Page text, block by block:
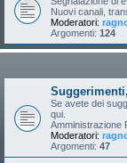
Nuovi canali,
Moderatori:
Argomenti: 124
Se avete dei
qui.
Amministrazione
Moderatori:
Argomenti: 47